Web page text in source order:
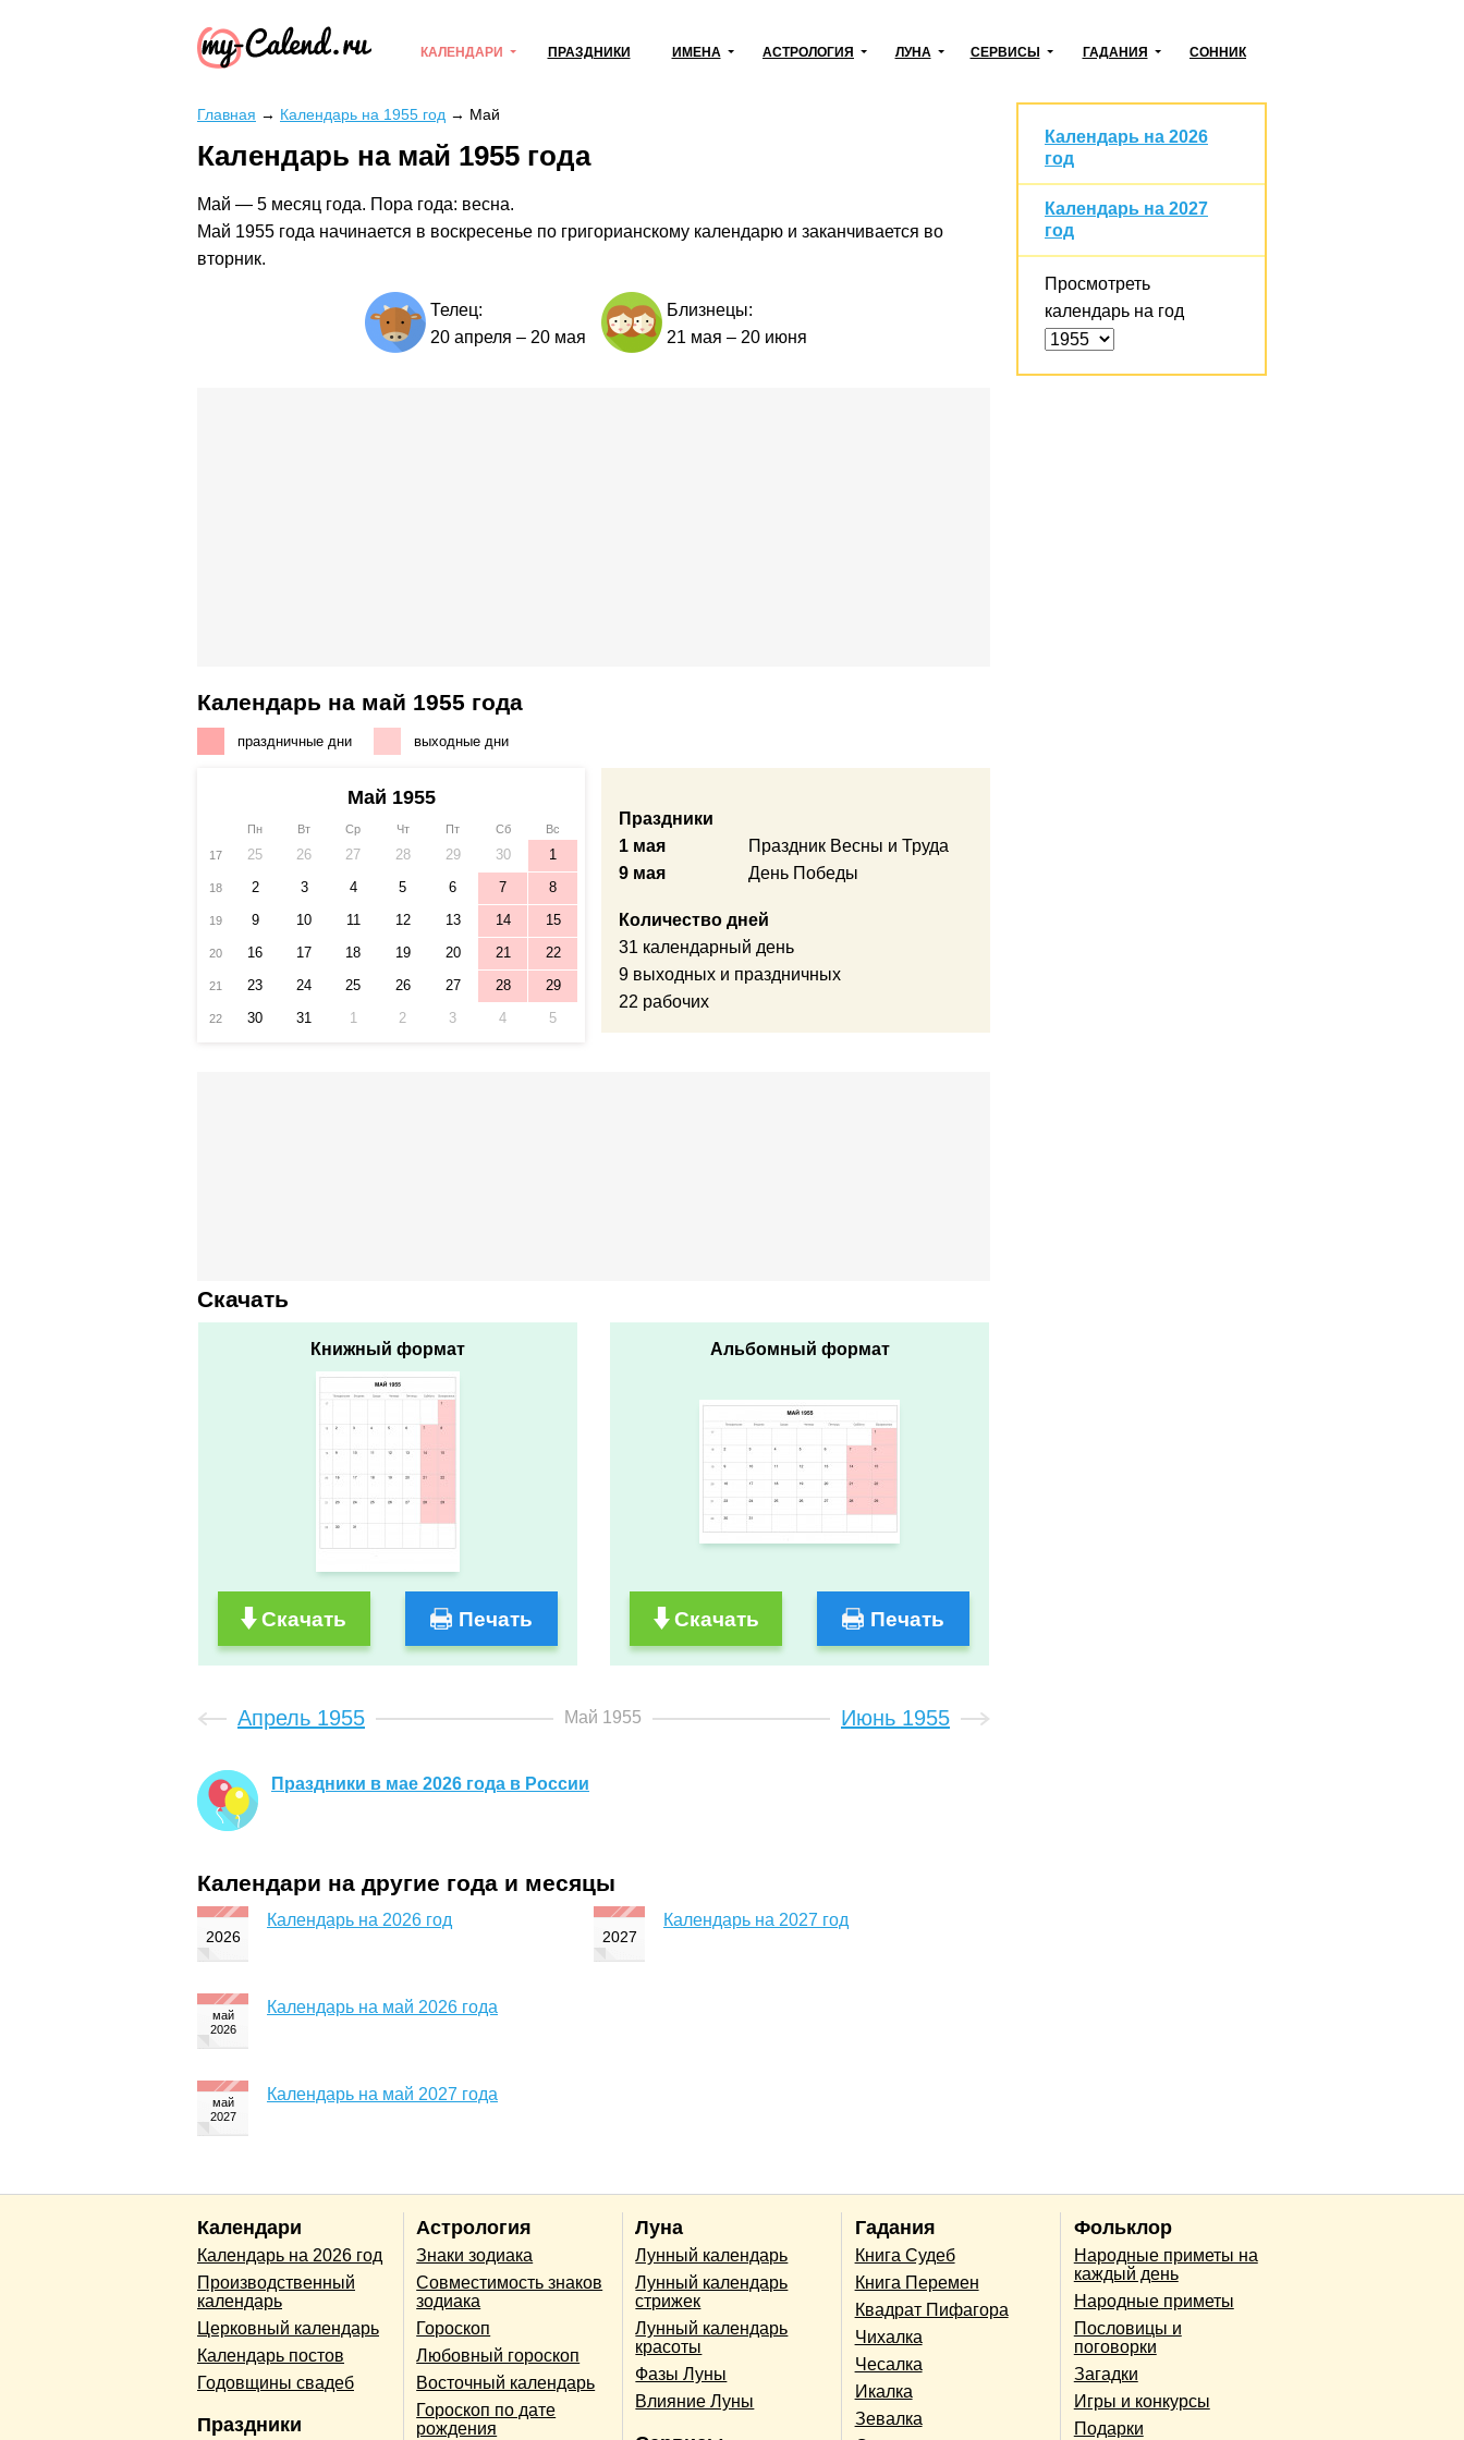
КАЛЕНДАРИ ПРАЗДНИКИ ИМЕНА АСТРОЛОГИЯ ЛУНА СЕРВИСЫ ГАДАНИЯ СОННИК
Главная → Календарь на 1955 год → Май
Календарь на май 1955 года
Май — 5 месяц года. Пора года: весна.
Май 1955 года начинается в воскресенье по григорианскому календарю и заканчивается во
вторник.
Телец:
20 апреля – 20 мая
Близнецы:
21 мая – 20 июня
Календарь на май 1955 года
праздничные дни выходные дни
Май 1955
Пн Вт Ср Чт Пт Сб
Вс
17
25 26 27 28 29 30 1
18 2 3 4 5 6 7 8
19 9 10 11 12 13 14 15
20 16 17 18 19 20 21 22
21 23 24 25 26 27 28 29
22 30 31 1 2 3 4 5
Праздники
1 мая
Праздник Весны и Труда
9 мая
День Победы
Количество дней
31 календарный день
9 выходных и праздничных
22 рабочих
Скачать
Книжный формат
Скачать Печать
Альбомный формат
Скачать Печать
Апрель 1955 Май 1955 Июнь 1955
Праздники в мае 2026 года в России
Календари на другие года и месяцы
Календарь на 2026 год Календарь на 2027 год
Календарь на май 2026 года
Календарь на май 2027 года
Календарь на 2026
год
Календарь на 2027
год
Просмотреть
календарь на год
Календари
Календарь на 2026 год
Производственный
календарь
Церковный календарь
Календарь постов
Годовщины свадеб
Праздники
Астрология
Знаки зодиака
Совместимость знаков
зодиака
Гороскоп
Любовный гороскоп
Восточный календарь
Гороскоп по дате
рождения
Луна
Лунный календарь
Лунный календарь
стрижек
Лунный календарь
красоты
Фазы Луны
Влияние Луны
Гадания
Книга Судеб
Книга Перемен
Квадрат Пифагора
Чихалка
Чесалка
Икалка
Зевалка
Фольклор
Народные приметы на
каждый день
Народные приметы
Пословицы и
поговорки
Загадки
Игры и конкурсы
Подарки